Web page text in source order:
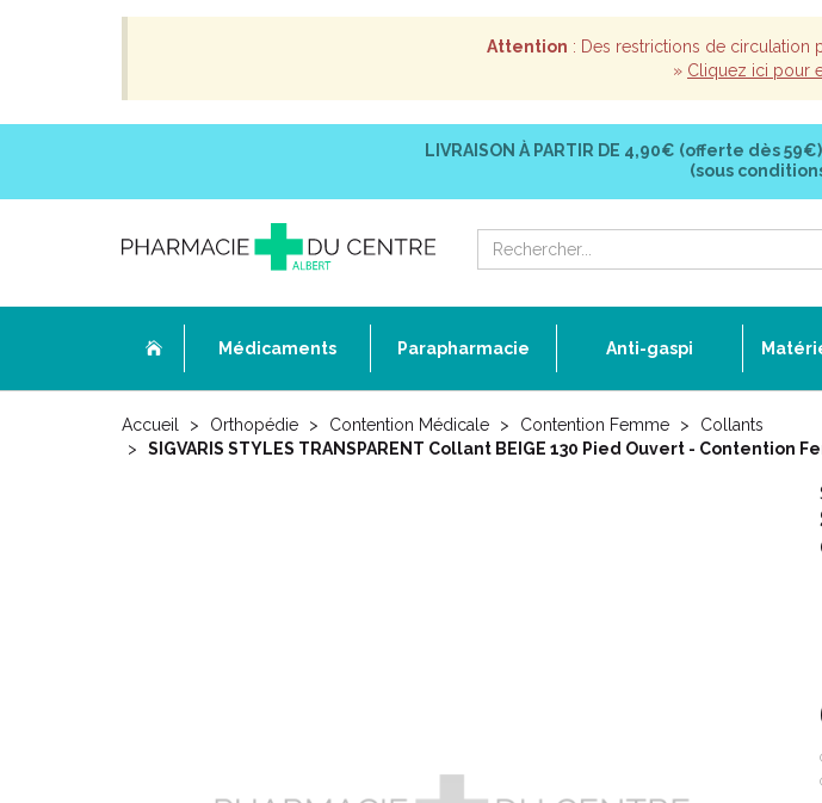
Attention : Des restrictions de circulation
» Cliquez ici pour
LIVRAISON À PARTIR DE 4,90€ (offerte dès 59€)
(sous
Médicaments Parapharmacie Anti-gaspi
Accueil Orthopédie Contention Médicale Contention Femme
Collants
SIGVARIS STYLES TRANSPARENT Collant BEIGE 130 Pied Ouvert - Contention